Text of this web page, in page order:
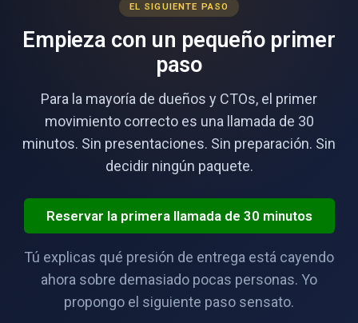
EL SIGUIENTE PASO
Empieza con un pequeño primer
paso
Para la mayoría de dueños y CTOs, el primer
movimiento correcto es una llamada de 30
minutos. Sin presentaciones. Sin preparación. Sin
decidir ningún paquete.
Reservar la primera llamada de 30 minutos
Tú explicas qué presión de entrega está cayendo
ahora sobre demasiado pocas personas. Yo
propongo el siguiente paso sensato.